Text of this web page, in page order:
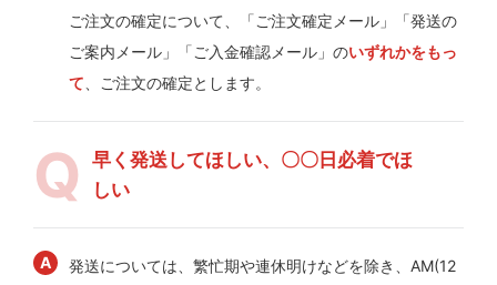
ご注文の確定について、「ご注文確定メール」「発送の
ご案内メール」「ご入金確認メール」のいずれかをもっ
て 、ご注文の確定とします。
早く発送してほしい、〇〇日必着でほ
しい
発送については、繁忙期や連休明けなどを除き、AM(12